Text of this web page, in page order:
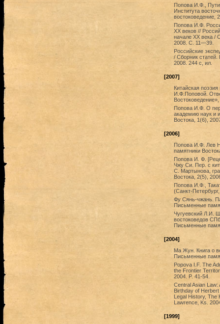
Попова И.Ф.,
Института
востоковедение,
Попова И.Ф.
XX веков //
начале XX века /
2008. С. 11—39.
Российские
/ Сборник
2008. 244 с, ил.
[2007]
Китайская
И.Ф.Поповой.
Попова И.Ф. О
академию наук и
Востока, 1(6),
[2006]
Попова И.Ф. Лев
памятники
Попова И. Ф.
Чжу Си. Пер. с
С. Мартынова,
Востока, 2(5),
Попова И.Ф.,
(Санкт-
Фу Сянь-чжань.
Письменные
Чугуевский Л.И.
востоковедов
Письменные
[2004]
Ма Жун. Книга о
Письменные
Popova I.F. The
the Frontier
2004. P. 41-54.
Central Asian
Birthday of
Legal History, The
Lawrence, Ks.
[1999]